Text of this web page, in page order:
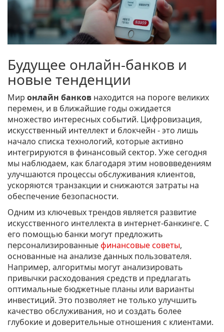
Будущее онлайн-банков и
новые тенденции
Мир онлайн банков находится на пороге великих
перемен, и в ближайшие годы ожидается
множество интересных событий. Цифровизация,
искусственный интеллект и блокчейн - это лишь
начало списка технологий, которые активно
интегрируются в финансовый сектор. Уже сегодня
мы наблюдаем, как благодаря этим нововведениям
улучшаются процессы обслуживания клиентов,
ускоряются транзакции и снижаются затраты на
обеспечение безопасности.
Одним из ключевых трендов является развитие
искусственного интеллекта в интернет-банкинге. С
его помощью банки могут предложить
персонализированныефинансовые советы,
основанные на анализе данных пользователя.
Например, алгоритмы могут анализировать
привычки расходования средств и предлагать
оптимальные бюджетные планы или варианты
инвестиций. Это позволяет не только улучшить
качество обслуживания, но и создать более
глубокие и доверительные отношения с клиентами.